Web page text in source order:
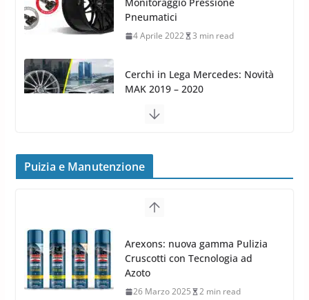
Cerchi in Lega Mercedes: Novità
MAK 2019 – 2020
16 Settembre 2019 1 min read
Cerchi in Lega Volvo: Nuovi
MAK FIVESTAR (2019)
24 Luglio 2019
Cerchi in lega grandi: quando
peggiorano davvero comfort,
frenata e handling
8 Aprile 2026
Puizia e Manutenzione
Arexons: nuova gamma Pulizia
Azoto
Meguiars OFFERTA AMAZON:
TOP Prodotti per la Cura Auto
2023